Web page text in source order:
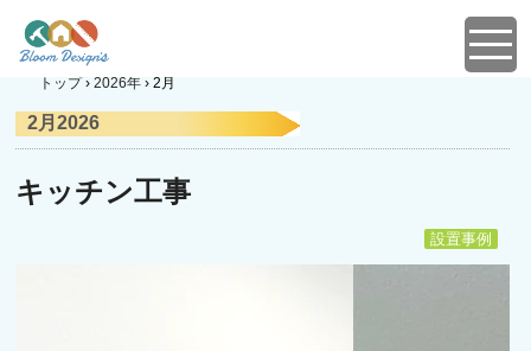
トップ ›2026年 ›2月
2月2026
キッチン工事
設置事例